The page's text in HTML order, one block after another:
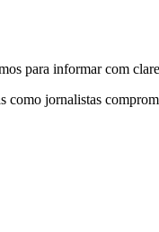
para informar com
jornalistas